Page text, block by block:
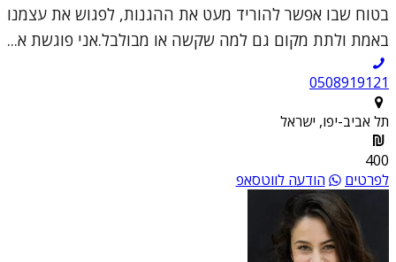
בטוח שבו אפשר להוריד מעט את ההגנות, לפגוש את עצמנו
באמת ולתת מקום גם למה שקשה או מבולבל.אני פוגשת א...
0508919121
תל אביב-יפו, ישראל
400
לפרטים
הודעה לווטסאפ